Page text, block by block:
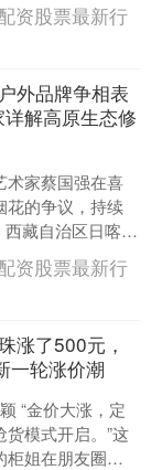
景....
资股票最新行
外品牌争相表
详解高原生态修
术家蔡国强在喜
花的争议，持续
藏自治区日喀则
国强：升龙》
资股票最新行
涨了500元，
一轮涨价潮
“金价大涨，定
模式开启。”这
柜姐在朋友圈挂